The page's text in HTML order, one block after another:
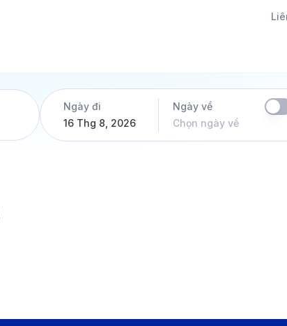
Ngày đi
16 Thg 8, 2026
Ngày về
Chọn ngày về